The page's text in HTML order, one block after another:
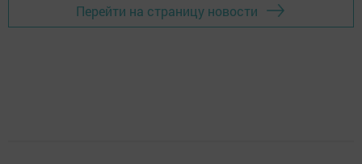
Перейти на страницу новости